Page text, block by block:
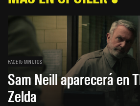
HACE 15 MINUTOS
Sam Neill aparecerá en
Zelda